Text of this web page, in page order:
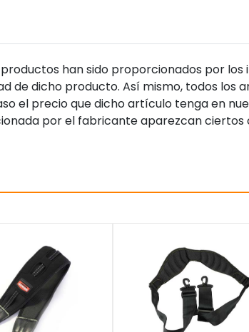
han sido proporcionados por
de dicho producto. Así mismo, todos los
el precio que dicho artículo tenga en
por el fabricante aparezcan